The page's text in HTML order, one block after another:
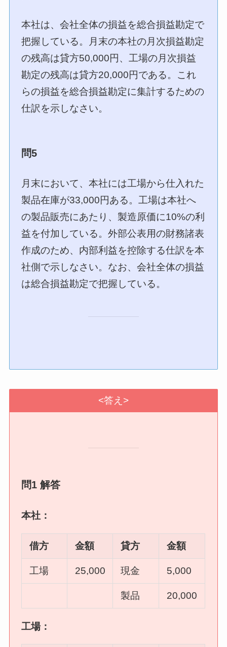
本社は、会社全体の損益を総合損益勘定で
把握している。月末の本社の月次損益勘定
の残高は貸方50,000円、工場の月次損益
勘定の残高は貸方20,000円である。これ
らの損益を総合損益勘定に集計するための
仕訳を示しなさい。
問5
月末において、本社には工場から仕入れた
製品在庫が33,000円ある。工場は本社へ
の製品販売にあたり、製造原価に10%の利
益を付加している。外部公表用の財務諸表
作成のため、内部利益を控除する仕訳を本
社側で示しなさい。なお、会社全体の損益
は総合損益勘定で把握している。
<答え>
問1 解答
本社：
借方 金額 貸方 金額
工場 25,000 現金 5,000
製品 20,000
工場：